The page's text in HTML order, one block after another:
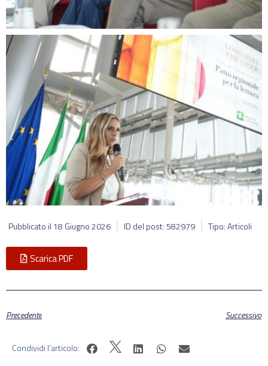
Pubblicato il 18 Giugno 2026 ID del post: 582979 Tipo: Articoli
Scarica PDF
Precedente Successivo
Condividi l'articolo: